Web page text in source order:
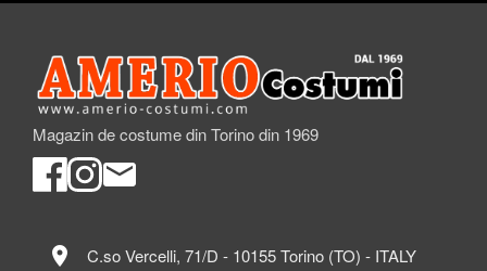
Magazin de costume din Torino din 1969
location_on C.so Vercelli, 71/D - 10155 Torino (TO) - ITALY